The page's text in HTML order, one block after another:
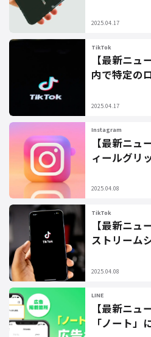
2025.04.17
TikTok
【最新ニ
内で特定の
2025.04.17
Instagram
【最新ニ
ィールグリ
2025.04.08
TikTok
【最新ニ
ストリーム
2025.04.08
LINE
【最新ニュ
「ノート」